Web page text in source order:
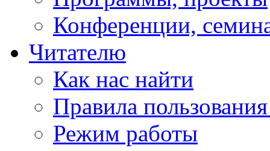
Конференции,
Читателю
Как нас найти
Правила
Режим работы